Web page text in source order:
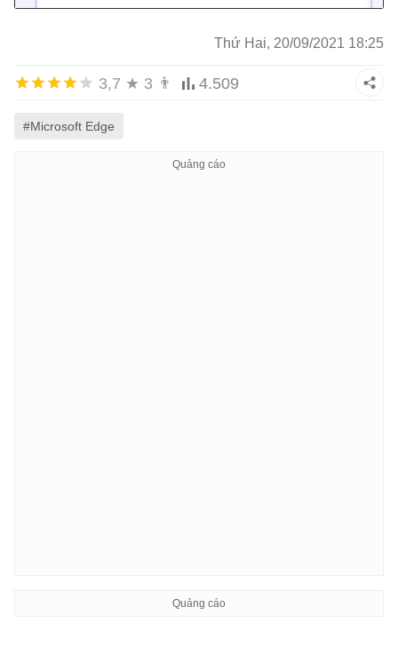
Thứ Hai, 20/09/2021 18:25
3,7 ★ 3 👨 4.509
#Microsoft Edge